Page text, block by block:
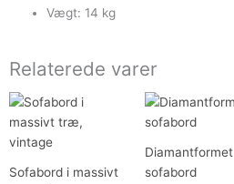
Vægt: 14 kg
Relaterede varer
Sofabord i massivt
Diamantformet
sofabord